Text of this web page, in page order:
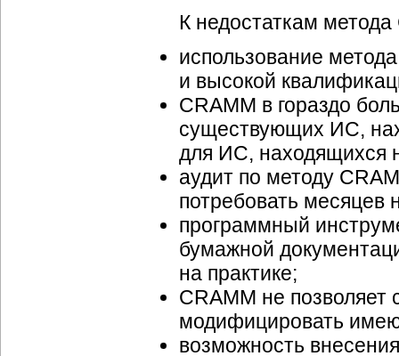
К недостаткам
использование
и высокой
CRAMM в гораздо
существующих ИС,
для ИС, находящихся
аудит по методу
потребовать месяцев
программный
бумажной
на практике;
CRAMM не
модифицировать
возможность